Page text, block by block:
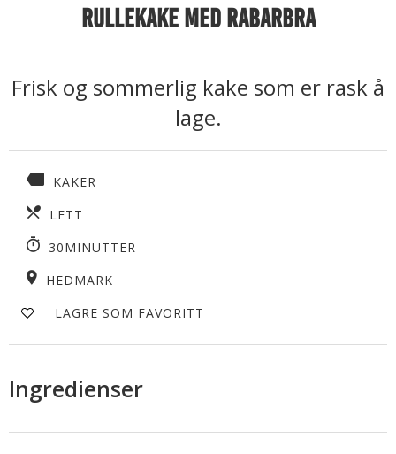
Rullekake med rabarbra
Frisk og sommerlig kake som er rask å
lage.
KAKER
LETT
30MINUTTER
HEDMARK
LAGRE SOM FAVORITT
Ingredienser